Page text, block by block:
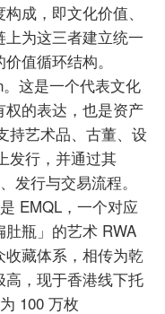
成，即文化价值、
为这三者建立统一
值循环结构。
这是一个代表文化
的表达，也是资产
持艺术品、古董、设
发行，并通过其
发行与交易流程。
EMQL，一个对应
瓶」的艺术 RWA
藏体系，相传为乾
，现于香港线下托
100 万枚